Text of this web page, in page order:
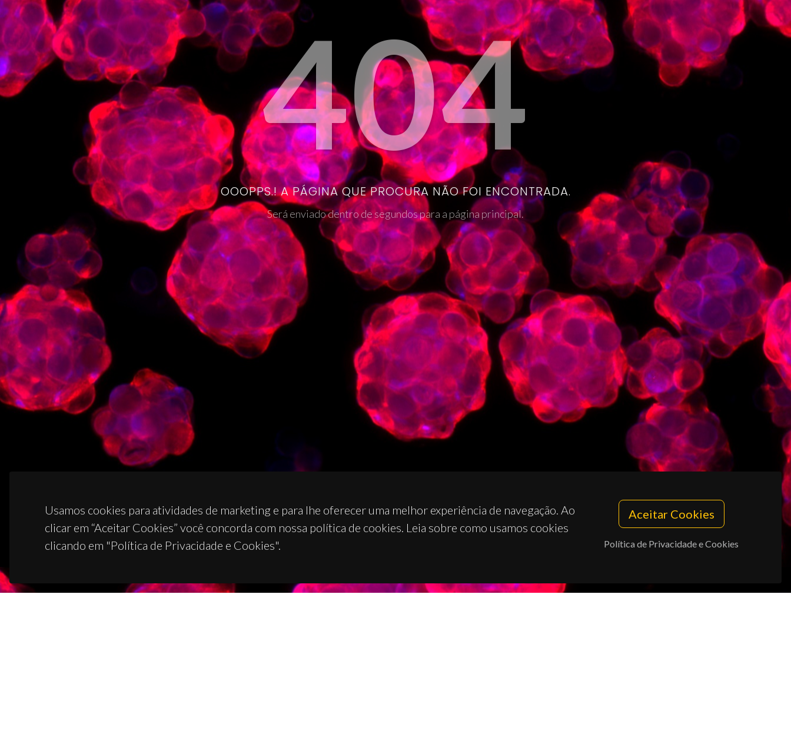
404
OOOPPS.! A PÁGINA QUE PROCURA NÃO FOI ENCONTRADA.
Será enviado dentro de segundos para a página principal.
Usamos cookies para atividades de marketing e para lhe oferecer uma melhor experiência de navegação. Ao
clicar em “Aceitar Cookies” você concorda com nossa política de cookies. Leia sobre como usamos cookies
clicando em "Política de Privacidade e Cookies".
Aceitar Cookies
Política de Privacidade e Cookies